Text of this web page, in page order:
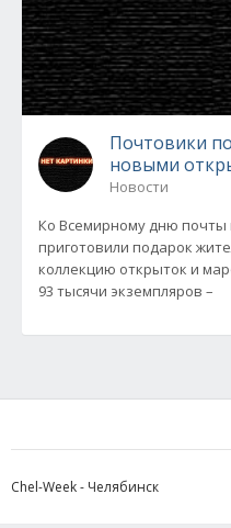
Почтовики
новыми
Новости
Ко Всемирному дню почты
приготовили подарок
коллекцию открыток и
93 тысячи экземпляров –
Chel-Week - Челябинск